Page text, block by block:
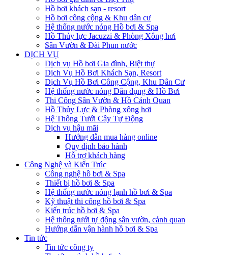
Hồ bơi khách sạn - resort
Hồ bơi công cộng & Khu dân cư
Hệ thống nước nóng Hồ bơi & Spa
Hồ Thủy lực Jacuzzi & Phòng Xông hơi
Sân Vườn & Đài Phun nước
DỊCH VỤ
Dịch vụ Hồ bơi Gia đình, Biệt thự
Dịch Vụ Hồ Bơi Khách Sạn, Resort
Dịch Vụ Hồ Bơi Công Cộng, Khu Dân Cư
Hệ thống nước nóng Dân dụng & Hồ Bơi
Thi Công Sân Vườn & Hồ Cảnh Quan
Hồ Thủy Lực & Phòng xông hơi
Hệ Thống Tưới Cây Tự Động
Dịch vụ hậu mãi
Hướng dẫn mua hàng online
Quy định bảo hành
Hỗ trợ khách hàng
Công Nghệ và Kiến Trúc
Công nghệ hồ bơi & Spa
Thiết bị hồ bơi & Spa
Hệ thống nước nóng lạnh hồ bơi & Spa
Kỹ thuật thi công hồ bơi & Spa
Kiến trúc hồ bơi & Spa
Hệ thống tưới tự động sân vườn, cảnh quan
Hướng dẫn vận hành hồ bơi & Spa
Tin tức
Tin tức công ty